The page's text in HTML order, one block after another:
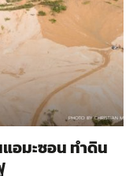
อมะซอน ทำดิน